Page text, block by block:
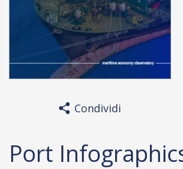
Condividi
Port